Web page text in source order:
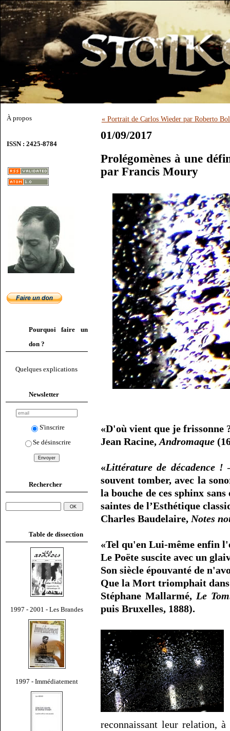
À propos
ISSN : 2425-8784
Pourquoi faire un
don ?
Quelques explications
Newsletter
S'inscrire
Se désinscrire
Rechercher
Table de dissection
1997 - 2001 - Les Brandes
1997 - Immédiatement
« Portrait de Carlos Wieder par Roberto
01/09/2017
Prolégomènes à une
par Francis Moury
«D'où vient que je frissonne
Jean Racine, Andromaque
«Littérature de décadence !
souvent tomber, avec la
la bouche de ces sphinx
saintes de l’Esthétique
Charles Baudelaire, Notes
«Tel qu'en Lui-même enfin
Le Poëte suscite avec un
Son siècle épouvanté de
Que la Mort triomphait
Stéphane Mallarmé, Le
puis Bruxelles, 1888).
reconnaissant leur relation,